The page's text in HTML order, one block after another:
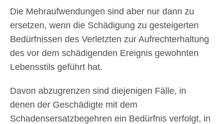
Die Mehraufwendungen sind aber nur dann zu
ersetzen, wenn die Schädigung zu gesteigerten
Bedürfnissen des Verletzten zur Aufrechterhaltung
des vor dem schädigenden Ereignis gewohnten
Lebensstils geführt hat.
Davon abzugrenzen sind diejenigen Fälle, in
denen der Geschädigte mit dem
Schadensersatzbegehren ein Bedürfnis verfolgt, in